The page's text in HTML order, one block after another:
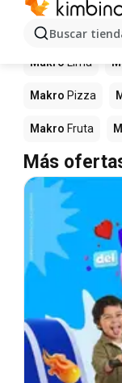
Buscar
término.
Más
Makro Lima
Makro Pizza
Makro Fruta
Más